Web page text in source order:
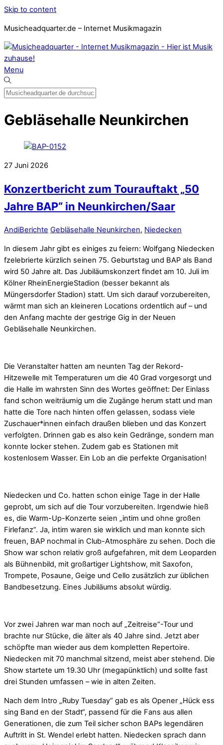
Skip to content
Musicheadquarter.de – Internet Musikmagazin
Menu
Gebläsehalle Neunkirchen
27 Juni 2026
Konzertbericht zum Tourauftakt „50
Jahre BAP“ in Neunkirchen/Saar
AndiBerichte Gebläsehalle Neunkirchen, Niedecken
In diesem Jahr gibt es einiges zu feiern: Wolfgang Niedecken
fzelebrierte kürzlich seinen 75. Geburtstag und BAP als Band
wird 50 Jahre alt. Das Jubiläumskonzert findet am 10. Juli im
Kölner RheinEnergieStadion (besser bekannt als
Müngersdorfer Stadion) statt. Um sich darauf vorzubereiten,
wärmt man sich an kleineren Locations ordentlich auf – und
den Anfang machte der gestrige Gig in der Neuen
Gebläsehalle Neunkirchen.
Die Veranstalter hatten am neunten Tag der Rekord-
Hitzewelle mit Temperaturen um die 40 Grad vorgesorgt und
die Halle im wahrsten Sinn des Wortes geöffnet: Der Einlass
fand schon weiträumig um die Zugänge herum statt und man
hatte die Tore nach hinten offen gelassen, sodass viele
Zuschauer*innen einfach draußen blieben und das Konzert
verfolgten. Drinnen gab es also kein Gedränge, sondern man
konnte locker stehen. Zudem gab es Stationen mit
kostenlosem Wasser. Ein Lob an die perfekte Organisation!
Niedecken und Co. hatten schon einige Tage in der Halle
geprobt, um sich auf die Tour vorzubereiten. Irgendwie hieß
es, die Warm-Up-Konzerte seien „intim und ohne großen
Firlefanz“. Ja, intim waren sie wirklich und man konnte sich
freuen, BAP nochmal in Club-Atmosphäre zu sehen. Doch die
Show war schon relativ groß aufgefahren, mit dem Leoparden
als Bühnenbild, mit großartiger Lightshow, mit Saxofon,
Trompete, Posaune, Geige und Cello zusätzlich zur üblichen
Bandbesetzung. Eines Jubiläums absolut würdig.
Vor zwei Jahren war man noch auf „Zeitreise“-Tour und
brachte nur Stücke, die älter als 40 Jahre sind. Jetzt aber
schöpfte man wieder aus dem kompletten Repertoire.
Niedecken mit 70 manchmal sitzend, meist aber stehend. Die
Show startete um 19.30 Uhr (megapünktlich) und sollte fast
drei Stunden umfassen – wie in alten Zeiten.
Nach dem Intro „Ruby Tuesday“ gab es als Opener „Hück ess
sing Band en der Stadt“, passend für die Fans aus allen
Generationen, die zum Teil sicher schon BAPs legendären
Auftritt in St. Wendel erlebt hatten. Niedecken sprach dann